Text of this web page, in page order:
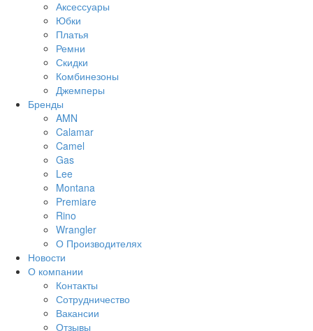
Аксессуары
Юбки
Платья
Ремни
Скидки
Комбинезоны
Джемперы
Бренды
AMN
Calamar
Camel
Gas
Lee
Montana
Premiare
Rino
Wrangler
О Производителях
Новости
О компании
Контакты
Сотрудничество
Вакансии
Отзывы